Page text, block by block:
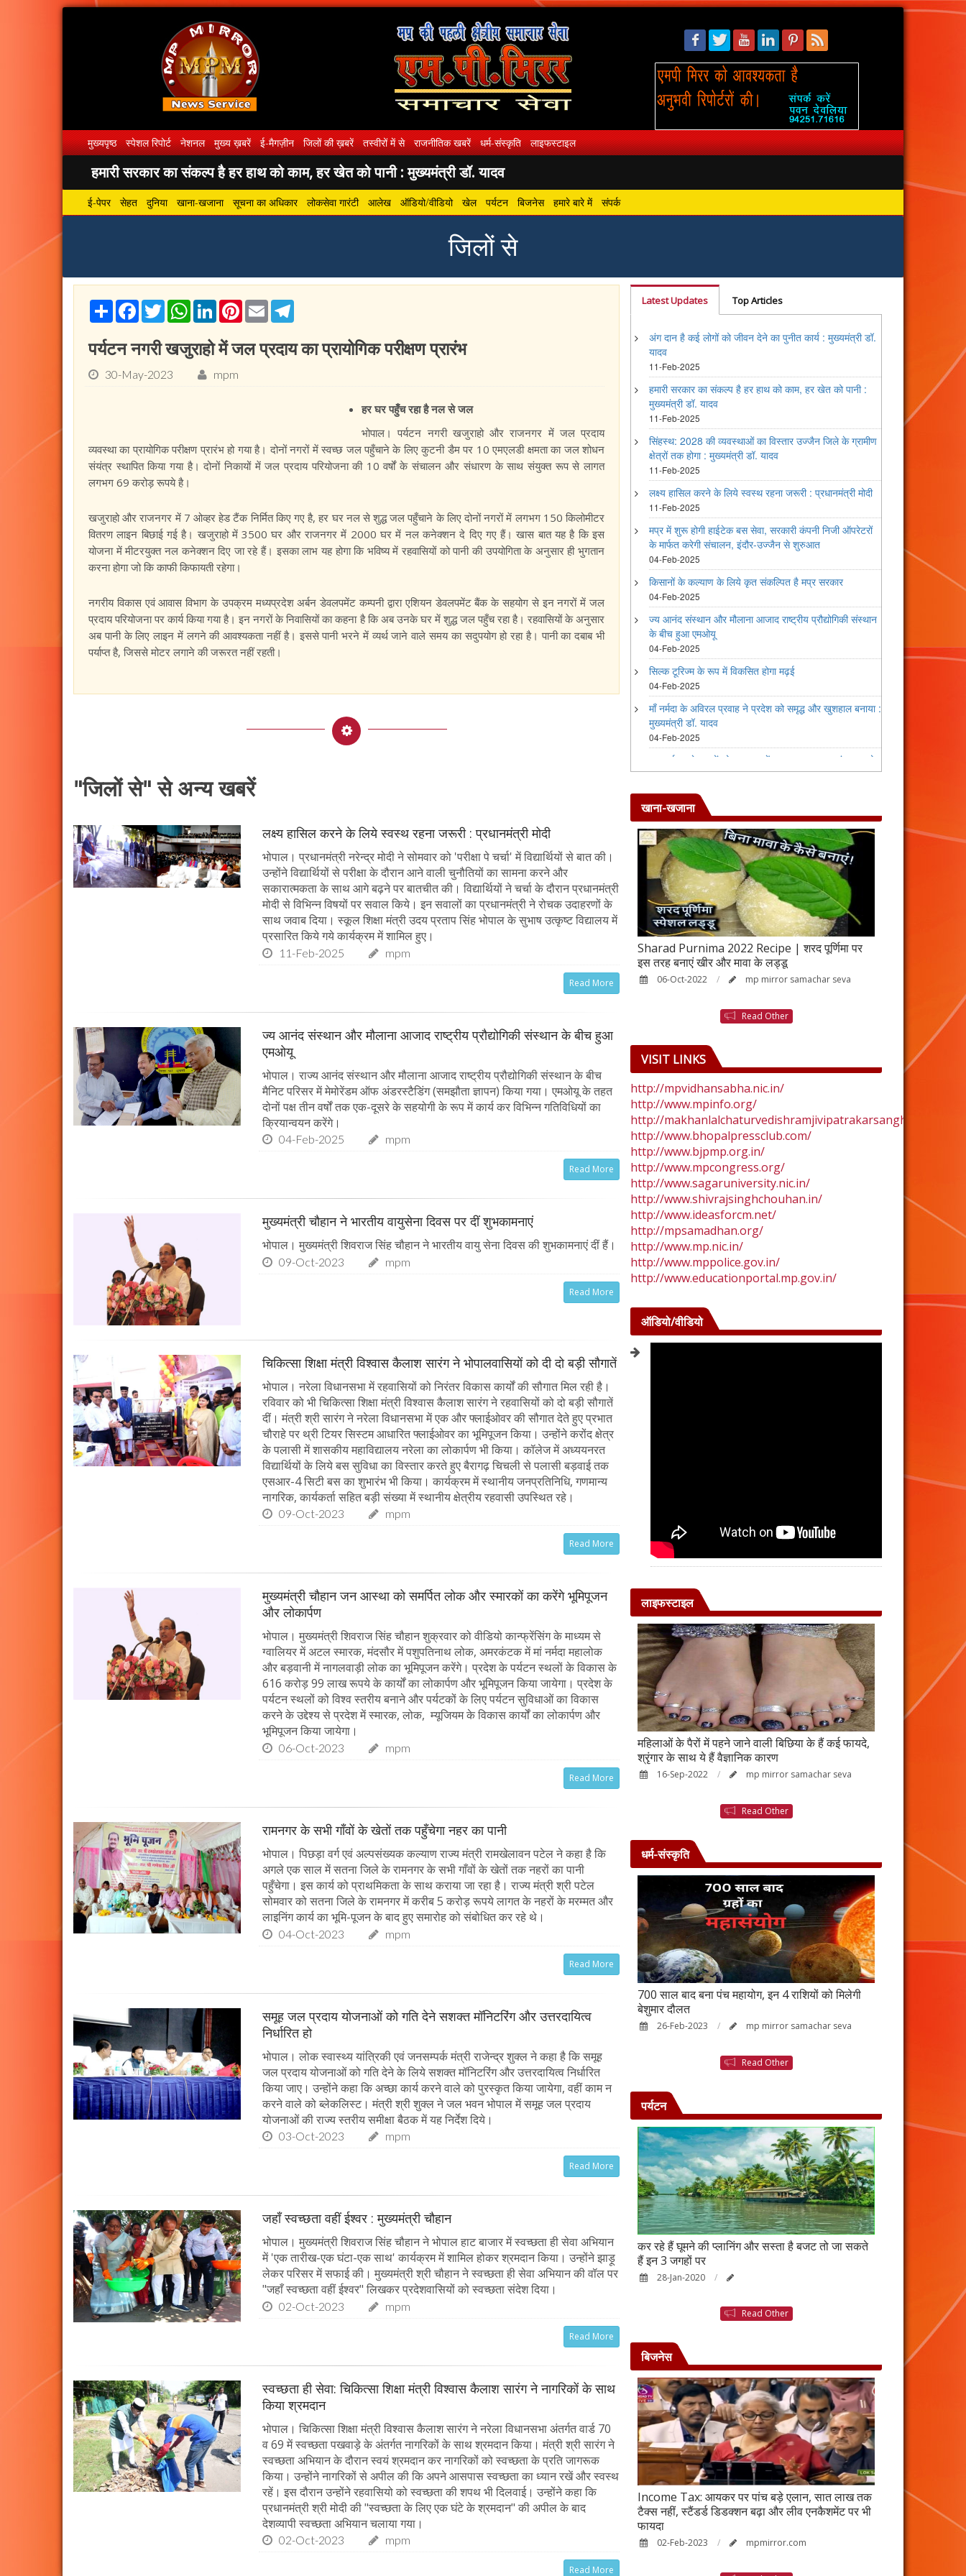
मुख्यपृष्ठ स्पेशल रिपोर्ट नेशनल मुख्य ख़बरें ई-मैगज़ीन जिलों की ख़बरें तस्वीरों में से राजनीतिक खबरें धर्म-संस्कृति लाइफस्टाइल
हमारी सरकार का संकल्प है हर हाथ को काम, हर खेत को पानी : मुख्यमंत्री डॉ. यादव
ई-पेपर सेहत दुनिया खाना-खजाना सूचना का अधिकार लोकसेवा गारंटी आलेख ऑडियो/वीडियो खेल पर्यटन बिजनेस हमारे बारे में संपर्क
जिलों से
ShareFacebook
TwitterWhatsApp
LinkedInPinterest
Email
पर्यटन नगरी खजुराहो में जल प्रदाय का प्रायोगिक परीक्षण प्रारंभ
30-May-2023 mpm
हर घर पहुँच रहा है नल से जल
भोपाल। पर्यटन नगरी खजुराहो और राजनगर में जल प्रदाय
व्यवस्था का प्रायोगिक परीक्षण प्रारंभ हो गया है। दोनों नगरों में स्वच्छ जल पहुँचाने के लिए कुटनी डैम पर 10 एमएलडी क्षमता का जल शोधन
संयंत्र स्थापित किया गया है। दोनों निकायों में जल प्रदाय परियोजना की 10 वर्षों के संचालन और संधारण के साथ संयुक्त रूप से लागत
लगभग 69 करोड़ रूपये है।
खजुराहो और राजनगर में 7 ओव्हर हेड टैंक निर्मित किए गए है, हर घर नल से शुद्ध जल पहुँचाने के लिए दोनों नगरों में लगभग 150 किलोमीटर
वितरण लाइन बिछाई गई है। खजुराहो में 3500 घर और राजनगर में 2000 घर में नल कनेक्शन दे दिए गए हैं। खास बात यह है कि इस
योजना में मीटरयुक्त नल कनेक्शन दिए जा रहे हैं। इसका लाभ यह होगा कि भविष्य में रहवासियों को पानी की उपयोगिता के अनुसार ही भुगतान
करना होगा जो कि काफी किफायती रहेगा।
नगरीय विकास एवं आवास विभाग के उपक्रम मध्यप्रदेश अर्बन डेवलपमेंट कम्पनी द्वारा एशियन डेवलपमेंट बैंक के सहयोग से इन नगरों में जल
प्रदाय परियोजना पर कार्य किया गया है। इन नगरों के निवासियों का कहना है कि अब उनके घर में शुद्ध जल पहुँच रहा है। रहवासियों के अनुसार
अब पानी के लिए लाइन में लगने की आवश्यकता नहीं है। इससे पानी भरने में व्यर्थ जाने वाले समय का सदुपयोग हो रहा है। पानी का दबाब भी
पर्याप्त है, जिससे मोटर लगाने की जरूरत नहीं रहती।
"जिलों से" से अन्य खबरें
लक्ष्य हासिल करने के लिये स्वस्थ रहना जरूरी : प्रधानमंत्री मोदी
भोपाल। प्रधानमंत्री नरेन्द्र मोदी ने सोमवार को 'परीक्षा पे चर्चा' में विद्यार्थियों से बात की।
उन्होंने विद्यार्थियों से परीक्षा के दौरान आने वाली चुनौतियों का सामना करने और
सकारात्मकता के साथ आगे बढ़ने पर बातचीत की। विद्यार्थियों ने चर्चा के दौरान प्रधानमंत्री
मोदी से विभिन्न विषयों पर सवाल किये। इन सवालों का प्रधानमंत्री ने रोचक उदाहरणों के
साथ जवाब दिया। स्कूल शिक्षा मंत्री उदय प्रताप सिंह भोपाल के सुभाष उत्कृष्ट विद्यालय में
प्रसारित किये गये कार्यक्रम में शामिल हुए।
11-Feb-2025 mpm
Read More
ज्य आनंद संस्थान और मौलाना आजाद राष्ट्रीय प्रौद्योगिकी संस्थान के बीच हुआ
एमओयू
भोपाल। राज्य आनंद संस्थान और मौलाना आजाद राष्ट्रीय प्रौद्योगिकी संस्थान के बीच
मैनिट परिसर में मेमोरेंडम ऑफ अंडरस्टैडिंग (समझौता ज्ञापन) किया गया। एमओयू के तहत
दोनों पक्ष तीन वर्षों तक एक-दूसरे के सहयोगी के रूप में कार्य कर विभिन्न गतिविधियों का
क्रियान्वयन करेंगे।
04-Feb-2025 mpm
Read More
मुख्यमंत्री चौहान ने भारतीय वायुसेना दिवस पर दीं शुभकामनाएं
भोपाल। मुख्यमंत्री शिवराज सिंह चौहान ने भारतीय वायु सेना दिवस की शुभकामनाएं दीं हैं।
09-Oct-2023 mpm
Read More
चिकित्सा शिक्षा मंत्री विश्वास कैलाश सारंग ने भोपालवासियों को दी दो बड़ी सौगातें
भोपाल। नरेला विधानसभा में रहवासियों को निरंतर विकास कार्यों की सौगात मिल रही है।
रविवार को भी चिकित्सा शिक्षा मंत्री विश्वास कैलाश सारंग ने रहवासियों को दो बड़ी सौगातें
दीं। मंत्री श्री सारंग ने नरेला विधानसभा में एक और फ्लाईओवर की सौगात देते हुए प्रभात
चौराहे पर थ्री टियर सिस्टम आधारित फ्लाईओवर का भूमिपूजन किया। उन्होंने करोंद क्षेत्र
के पलासी में शासकीय महाविद्यालय नरेला का लोकार्पण भी किया। कॉलेज में अध्ययनरत
विद्यार्थियों के लिये बस सुविधा का विस्तार करते हुए बैरागढ़ चिचली से पलासी बड़वाई तक
एसआर-4 सिटी बस का शुभारंभ भी किया। कार्यक्रम में स्थानीय जनप्रतिनिधि, गणमान्य
नागरिक, कार्यकर्ता सहित बड़ी संख्या में स्थानीय क्षेत्रीय रहवासी उपस्थित रहे।
09-Oct-2023 mpm
Read More
मुख्यमंत्री चौहान जन आस्था को समर्पित लोक और स्मारकों का करेंगे भूमिपूजन
और लोकार्पण
भोपाल। मुख्यमंत्री शिवराज सिंह चौहान शुक्रवार को वीडियो कान्फ्रेंसिंग के माध्यम से
ग्वालियर में अटल स्मारक, मंदसौर में पशुपतिनाथ लोक, अमरकंटक में मां नर्मदा महालोक
और बड़वानी में नागलवाड़ी लोक का भूमिपूजन करेंगे। प्रदेश के पर्यटन स्थलों के विकास के
616 करोड़ 99 लाख रूपये के कार्यों का लोकार्पण और भूमिपूजन किया जायेगा। प्रदेश के
पर्यटन स्थलों को विश्व स्तरीय बनाने और पर्यटकों के लिए पर्यटन सुविधाओं का विकास
करने के उद्देश्य से प्रदेश में स्मारक, लोक, म्यूजियम के विकास कार्यों का लोकार्पण और
भूमिपूजन किया जायेगा।
06-Oct-2023 mpm
Read More
रामनगर के सभी गाँवों के खेतों तक पहुँचेगा नहर का पानी
भोपाल। पिछड़ा वर्ग एवं अल्पसंख्यक कल्याण राज्य मंत्री रामखेलावन पटेल ने कहा है कि
अगले एक साल में सतना जिले के रामनगर के सभी गाँवों के खेतों तक नहरों का पानी
पहुँचेगा। इस कार्य को प्राथमिकता के साथ कराया जा रहा है। राज्य मंत्री श्री पटेल
सोमवार को सतना जिले के रामनगर में करीब 5 करोड़ रूपये लागत के नहरों के मरम्मत और
लाइनिंग कार्य का भूमि-पूजन के बाद हुए समारोह को संबोधित कर रहे थे।
04-Oct-2023 mpm
Read More
समूह जल प्रदाय योजनाओं को गति देने सशक्त मॉनिटरिंग और उत्तरदायित्व
निर्धारित हो
भोपाल। लोक स्वास्थ्य यांत्रिकी एवं जनसम्पर्क मंत्री राजेन्द्र शुक्ल ने कहा है कि समूह
जल प्रदाय योजनाओं को गति देने के लिये सशक्त मॉनिटरिंग और उत्तरदायित्व निर्धारित
किया जाए। उन्होंने कहा कि अच्छा कार्य करने वाले को पुरस्कृत किया जायेगा, वहीं काम न
करने वाले को ब्लेकलिस्ट। मंत्री श्री शुक्ल ने जल भवन भोपाल में समूह जल प्रदाय
योजनाओं की राज्य स्तरीय समीक्षा बैठक में यह निर्देश दिये।
03-Oct-2023 mpm
Read More
जहाँ स्वच्छता वहीं ईश्वर : मुख्यमंत्री चौहान
भोपाल। मुख्यमंत्री शिवराज सिंह चौहान ने भोपाल हाट बाजार में स्वच्छता ही सेवा अभियान
में 'एक तारीख-एक घंटा-एक साथ' कार्यक्रम में शामिल होकर श्रमदान किया। उन्होंने झाड़ू
लेकर परिसर में सफाई की। मुख्यमंत्री श्री चौहान ने स्वच्छता ही सेवा अभियान की वॉल पर
"जहाँ स्वच्छता वहीं ईश्वर" लिखकर प्रदेशवासियों को स्वच्छता संदेश दिया।
02-Oct-2023 mpm
Read More
स्वच्छता ही सेवा: चिकित्सा शिक्षा मंत्री विश्वास कैलाश सारंग ने नागरिकों के साथ
किया श्रमदान
भोपाल। चिकित्सा शिक्षा मंत्री विश्वास कैलाश सारंग ने नरेला विधानसभा अंतर्गत वार्ड 70
व 69 में स्वच्छता पखवाड़े के अंतर्गत नागरिकों के साथ श्रमदान किया। मंत्री श्री सारंग ने
स्वच्छता अभियान के दौरान स्वयं श्रमदान कर नागरिकों को स्वच्छता के प्रति जागरूक
किया। उन्होंने नागरिकों से अपील की कि अपने आसपास स्वच्छता का ध्यान रखें और स्वस्थ
रहें। इस दौरान उन्होंने रहवासियो को स्वच्छता की शपथ भी दिलवाई। उन्होंने कहा कि
प्रधानमंत्री श्री मोदी की "स्वच्छता के लिए एक घंटे के श्रमदान" की अपील के बाद
देशव्यापी स्वच्छता अभियान चलाया गया।
02-Oct-2023 mpm
Read More
Latest Updates Top Articles
खाना-खजाना
Gud-Moongfali Chikki : सर्दियों का मजा हो जाएगा
दोगुना जब इस तरह बनाएंगे गुड़-मूंगफली की चिक्की
mp mirror samachar seva
Sharad Purnima 2022 Recipe | शरद पूर्णिमा पर
इस तरह बनाएं खीर और मावा के लड्डू
06-Oct-2022 mp mirror samachar seva
Read Other
VISIT LINKS
http://mpvidhansabha.nic.in/
http://www.mpinfo.org/
http://makhanlalchaturvedishramjivipatrakarsangh.com/
http://www.bhopalpressclub.com/
http://www.bjpmp.org.in/
http://www.mpcongress.org/
http://www.sagaruniversity.nic.in/
http://www.shivrajsinghchouhan.in/
http://www.ideasforcm.net/
http://mpsamadhan.org/
http://www.mp.nic.in/
http://www.mppolice.gov.in/
http://www.educationportal.mp.gov.in/
ऑडियो/वीडियो
लाइफस्टाइल
Beauty Tips | बादाम और एलोवेरा जेल से आसानी से
घर पर ही बनाएं काजल और मॉइश्चराइजर
mp mirror samachar seva
महिलाओं के पैरों में पहने जाने वाली बिछिया के हैं कई फायदे,
श्रृंगार के साथ ये हैं वैज्ञानिक कारण
16-Sep-2022 mp mirror samachar seva
Read Other
धर्म-संस्कृति
Hanuman Jayanti 2023 : हनुमान जयंती पर राशि के
अनुसार करें मंत्रों का जाप, जरूर मिलेगा पूजा का फल
02-Apr-2023 mp mirror samachar seva
700 साल बाद बना पंच महायोग, इन 4 राशियों को मिलेगी
बेशुमार दौलत
26-Feb-2023 mp mirror samachar seva
Read Other
पर्यटन
दो दिनों की छुट्टी एन्जॉय करने के लिए बेहतरीन है दिल्ली के
आसपास बसी ये 4 जगहें
28-Feb-2020
कर रहे हैं घूमने की प्लानिंग और सस्ता है बजट तो जा सकते
हैं इन 3 जगहों पर
28-Jan-2020
Read Other
बिजनेस
सात ट्रेडिंग सेशन में 9 लाख करोड़ घटा अदाणी समूह का
मार्केट कैप
05-Feb-2023
Income Tax: आयकर पर पांच बड़े एलान, सात लाख तक
टैक्स नहीं, स्टैंडर्ड डिडक्शन बढ़ा और लीव एनकैशमेंट पर भी
फायदा
02-Feb-2023 mpmirror.com
वर्ष 2023 में भी
विकेंद्रीकरण का
17-Jan-2023